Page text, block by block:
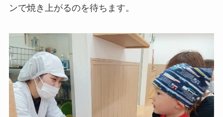
ンで焼き上がるのを待ちます。